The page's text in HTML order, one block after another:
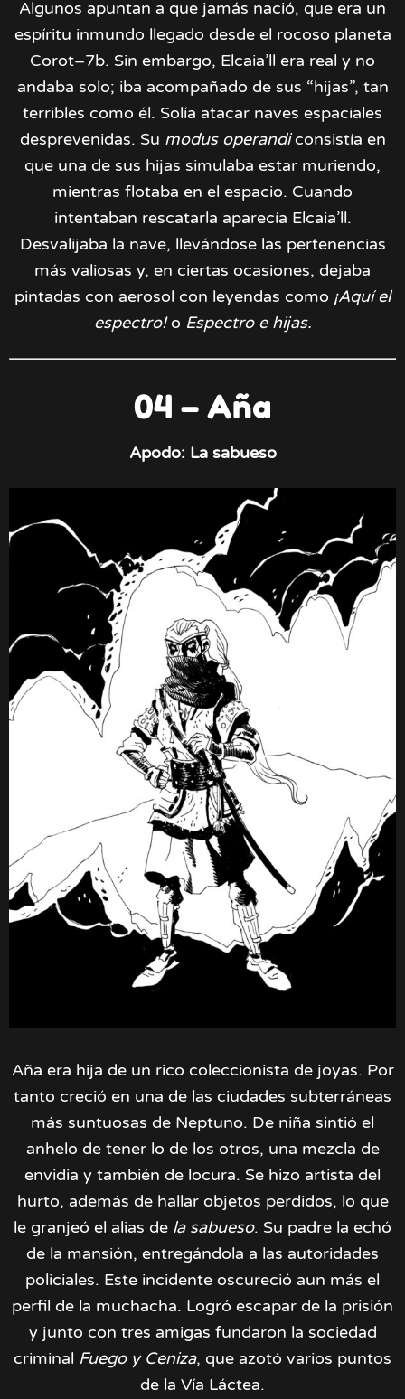
Algunos apuntan a que jamás nació, que era un
espíritu inmundo llegado desde el rocoso planeta
Corot–7b. Sin embargo, Elcaia’ll era real y no
andaba solo; iba acompañado de sus “hijas”, tan
terribles como él. Solía atacar naves espaciales
desprevenidas. Su modus operandiconsistía en
que una de sus hijas simulaba estar muriendo,
mientras flotaba en el espacio. Cuando
intentaban rescatarla aparecía Elcaia’ll.
Desvalijaba la nave, llevándose las pertenencias
más valiosas y, en ciertas ocasiones, dejaba
pintadas con aerosol con leyendas como ¡Aquí el
espectro!o Espectro e hijas.
04 – Aña
Apodo: La sabueso
Aña era hija de un rico coleccionista de joyas. Por
tanto creció en una de las ciudades subterráneas
más suntuosas de Neptuno. De niña sintió el
anhelo de tener lo de los otros, una mezcla de
envidia y también de locura. Se hizo artista del
hurto, además de hallar objetos perdidos, lo que
le granjeó el alias de la sabueso. Su padre la echó
de la mansión, entregándola a las autoridades
policiales. Este incidente oscureció aun más el
perfil de la muchacha. Logró escapar de la prisión
y junto con tres amigas fundaron la sociedad
criminal Fuego y Ceniza, que azotó varios puntos
de la Vía Láctea.